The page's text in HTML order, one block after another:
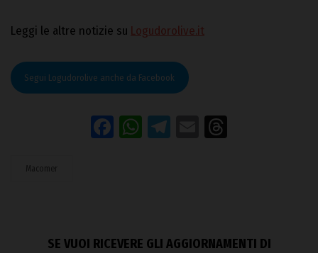
Leggi le altre notizie su Logudorolive.it
Segui Logudorolive anche da Facebook
Facebook
WhatsApp
Telegram
Email
Macomer
SE VUOI RICEVERE GLI AGGIORNAMENTI DI